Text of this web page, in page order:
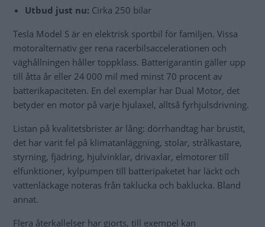
Utbud just nu: Cirka 250 bilar
Tesla Model S är en elektrisk sportbil för familjen. Vissa
motoralternativ ger rena racerbilsaccelerationen och
väghållningen håller toppklass. Batterigarantin gäller upp
till åtta år eller 24 000 mil med minst 70 procent av
batterikapaciteten. En del exemplar har Dual Motor, det
betyder en motor på varje hjulaxel, alltså fyrhjulsdrivning.
Listan på kvalitetsbrister är lång: dörrhandtag har brustit,
det har varit fel på klimatanläggning, stolar, strålkastare,
styrning, fjädring, hjulvinklar, drivaxlar, elmotorer till
elfunktioner, kylpumpen till batteripaketet har läckt och
vattenläckage noteras från taklucka och baklucka. Bland
annat.
Flera återkallelser har gjorts, till exempel kan